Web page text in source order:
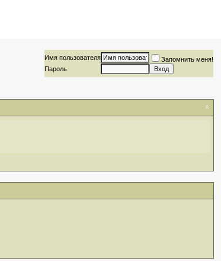
Имя пользователя
Запомнить меня!
Пароль